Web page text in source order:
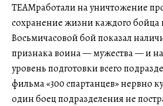
TEAMработали на уничтожение
сохранение жизни каждого бойца
Восьмичасовой бой показал
признака воина — мужества — и
уровень подготовки всего
фильма «300 спартанцев» нервно
один боец подразделения не